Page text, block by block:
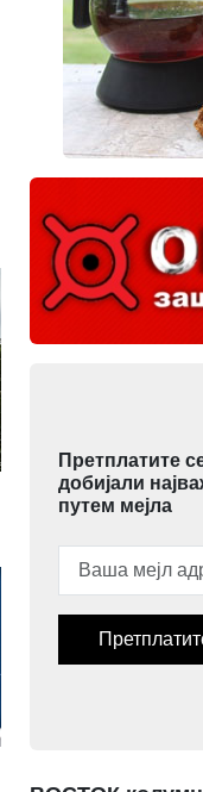
Претплатите
добијали
путем мејла